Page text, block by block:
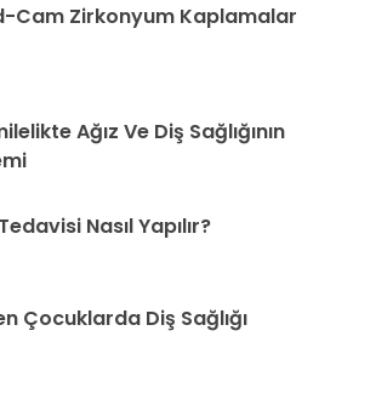
Cam Zirkonyum Kaplamalar
Ağız Ve Diş Sağlığının
Nasıl Yapılır?
Çocuklarda Diş Sağlığı